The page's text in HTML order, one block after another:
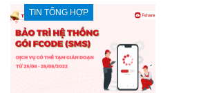
TIN TỔNG HỢP